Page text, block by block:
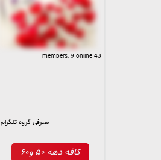
43 members, 9 online
معرفی گروه تلگرام
کافه دهه ۵۰ و۶۰